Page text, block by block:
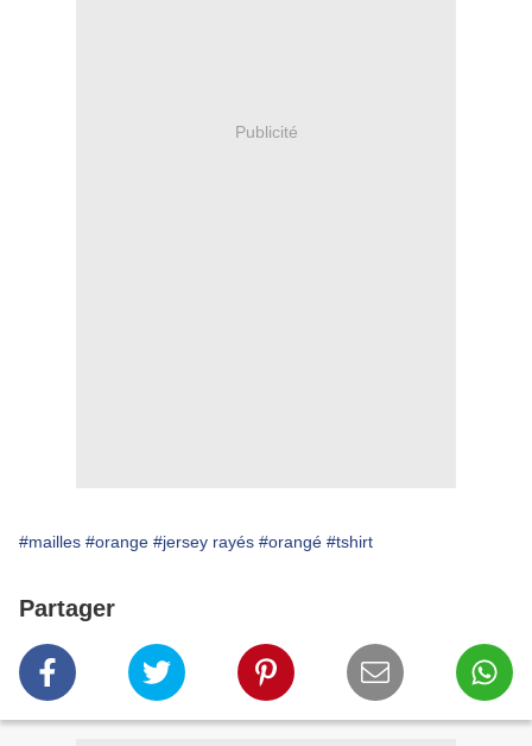
Publicité
#mailles #orange #jersey rayés #orangé #tshirt
Partager